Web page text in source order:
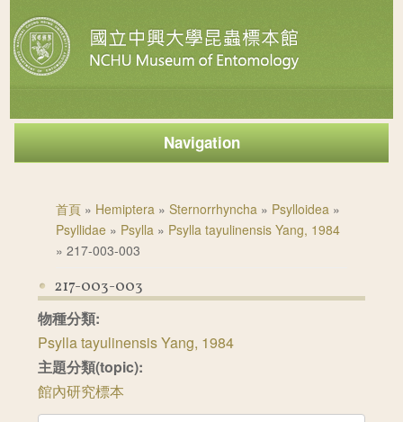
Navigation
首頁 » Hemiptera »Sternorrhyncha » Psylloidea »
Psyllidae » Psylla » Psylla tayulinensis Yang, 1984
» 217-003-003
217-003-003
物種分類:
Psylla tayulinensis Yang, 1984
主題分類(topic):
館內研究標本